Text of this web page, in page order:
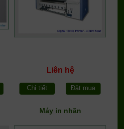
Liên hệ
Chi tiết Đặt mua
Máy in nhãn